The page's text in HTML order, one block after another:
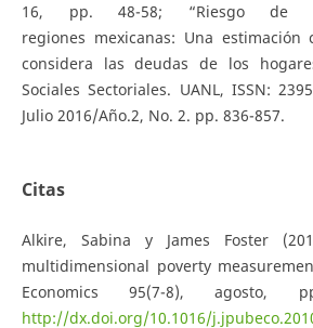
16, pp. 48-58; “Riesgo de
regiones mexicanas: Una
considera las deudas de los
Sociales Sectoriales. UANL, ISSN:
Julio 2016/Año.2, No. 2. pp. 836-857.
Citas
Alkire, Sabina y James Foster
multidimensional poverty
Economics 95(7-8), agosto,
http://dx.doi.org/10.1016/